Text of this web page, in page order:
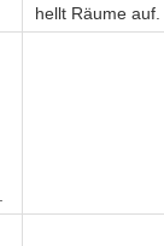
hellt Räume auf.